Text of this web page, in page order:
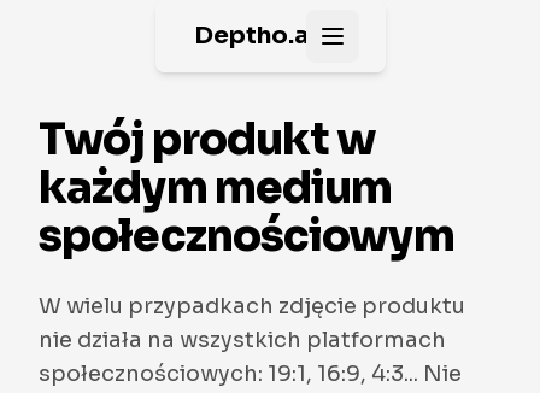
Deptho.ai Open main menu
Twój produkt w
każdym medium
społecznościowym
W wielu przypadkach zdjęcie produktu
nie działa na wszystkich platformach
społecznościowych: 19:1, 16:9, 4:3... Nie